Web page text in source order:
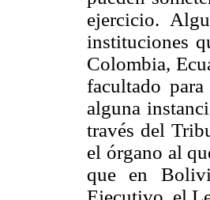
ejercicio.
instituciones
Colombia,
facultado
alguna
través del
el órgano al
que en